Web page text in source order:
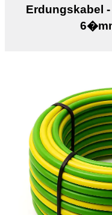
Erdungskabel